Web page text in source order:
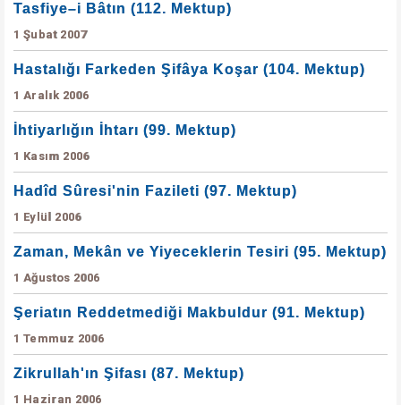
Tasfiye–i Bâtın (112. Mektup)
1 Şubat 2007
Hastalığı Farkeden Şifâya Koşar (104. Mektup)
1 Aralık 2006
İhtiyarlığın İhtarı (99. Mektup)
1 Kasım 2006
Hadîd Sûresi'nin Fazileti (97. Mektup)
1 Eylül 2006
Zaman, Mekân ve Yiyeceklerin Tesiri (95. Mektup)
1 Ağustos 2006
Şeriatın Reddetmediği Makbuldur (91. Mektup)
1 Temmuz 2006
Zikrullah'ın Şifası (87. Mektup)
1 Haziran 2006